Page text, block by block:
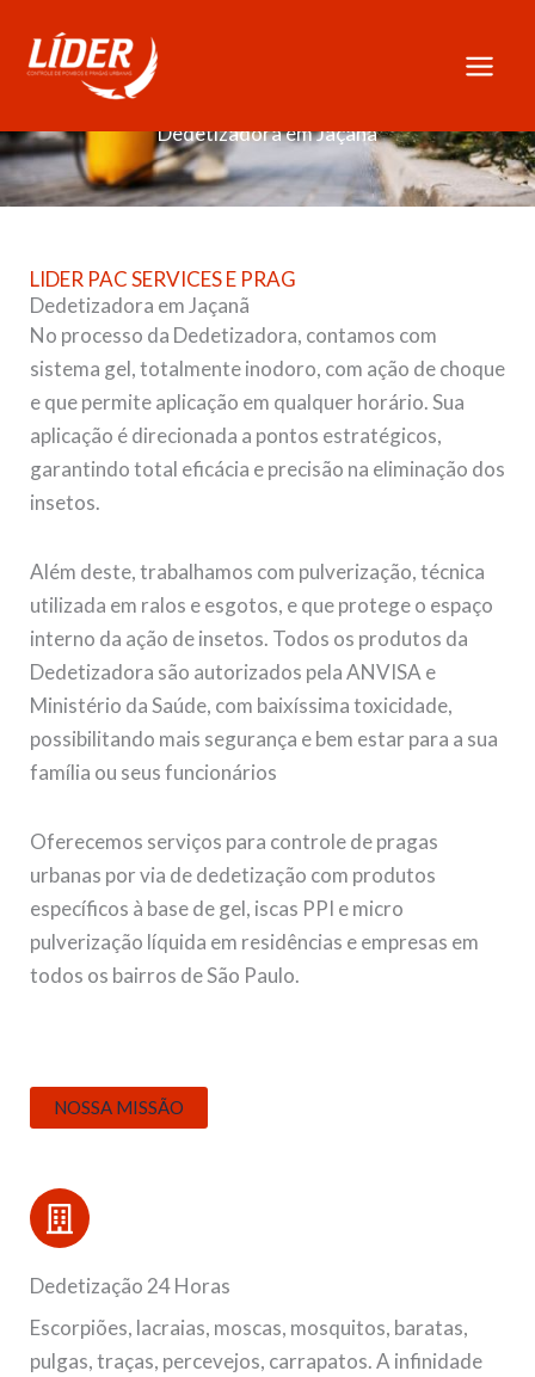
content
Dedetizadora em Jaçanã
LIDER PAC SERVICES E PRAG
Dedetizadora em Jaçanã
No processo da Dedetizadora, contamos com
sistema gel, totalmente inodoro, com ação de choque
e que permite aplicação em qualquer horário. Sua
aplicação é direcionada a pontos estratégicos,
garantindo total eficácia e precisão na eliminação dos
insetos.
Além deste, trabalhamos com pulverização, técnica
utilizada em ralos e esgotos, e que protege o espaço
interno da ação de insetos. Todos os produtos da
Dedetizadora são autorizados pela ANVISA e
Ministério da Saúde, com baixíssima toxicidade,
possibilitando mais segurança e bem estar para a sua
família ou seus funcionários
Oferecemos serviços para controle de pragas
urbanas por via de dedetização com produtos
específicos à base de gel, iscas PPI e micro
pulverização líquida em residências e empresas em
todos os bairros de São Paulo.
NOSSA MISSÃO
Dedetização 24 Horas
Escorpiões, lacraias, moscas, mosquitos, baratas,
pulgas, traças, percevejos, carrapatos. A infinidade